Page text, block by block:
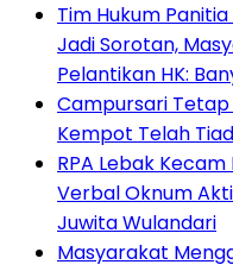
Tim Hukum
Jadi Sorotan,
Pelantikan HK:
Campursari Tetap
Kempot Telah
RPA Lebak
Verbal Oknum
Juwita Wulandari
Masyarakat